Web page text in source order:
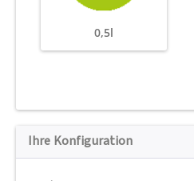
0,5l
Ihre Konfiguration